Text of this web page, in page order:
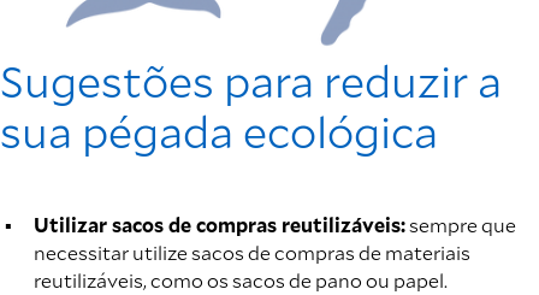
Sugestões para reduzir a
sua pégada ecológica
Utilizar sacos de compras reutilizáveis:sempre que
necessitar utilize sacos de compras de materiais
reutilizáveis, como os sacos de pano ou papel.